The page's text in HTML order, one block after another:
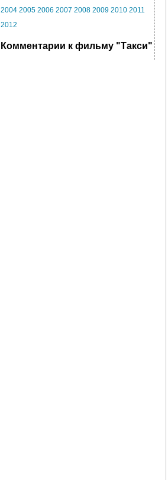
2004 2005 2006 2007 2008 2009 2010 2011
2012
Комментарии к фильму "Такси"